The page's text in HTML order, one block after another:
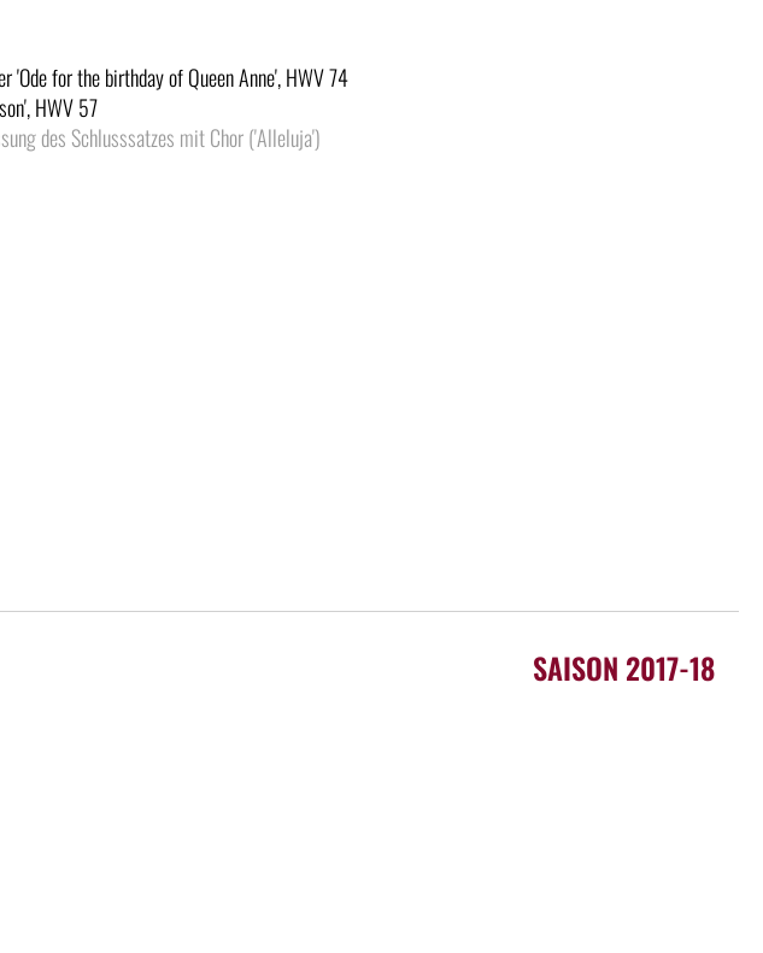
'Ode for the birthday of Queen Anne', HWV 74
HWV 57
des Schlusssatzes mit Chor ('Alleluja')
SAISON 2017-18